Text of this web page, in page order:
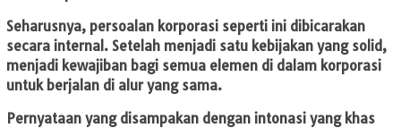
Seharusnya, persoalan korporasi seperti ini dibicarakan
secara internal. Setelah menjadi satu kebijakan yang solid,
menjadi kewajiban bagi semua elemen di dalam korporasi
untuk berjalan di alur yang sama.
Pernyataan yang disampakan dengan intonasi yang khas